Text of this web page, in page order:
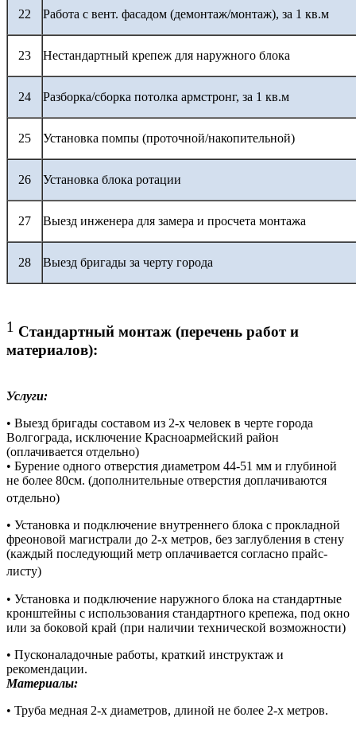
22 Работа с вент. фасадом (демонтаж/монтаж), за 1 кв.м
23 Нестандартный крепеж для наружного блока
24 Разборка/сборка потолка армстронг, за 1 кв.м
25 Установка помпы (проточной/накопительной)
26 Установка блока ротации
27 Выезд инженера для замера и просчета монтажа
28 Выезд бригады за черту города
1 Стандартный монтаж (перечень работ и
материалов):
Услуги:
• Выезд бригады составом из 2-х человек в черте города
Волгограда, исключение Красноармейский район
(оплачивается отдельно)
• Бурение одного отверстия диаметром 44-51 мм и глубиной
не более 80см. (дополнительные отверстия доплачиваются
отдельно)
• Установка и подключение внутреннего блока с прокладной
фреоновой магистрали до 2-х метров, без заглубления в стену
(каждый последующий метр оплачивается согласно прайс-
листу)
• Установка и подключение наружного блока на стандартные
кронштейны с использования стандартного крепежа, под окно
или за боковой край (при наличии технической возможности)
• Пусконаладочные работы, краткий инструктаж и
рекомендации.
Материалы:
• Труба медная 2-х диаметров, длиной не более 2-х метров.